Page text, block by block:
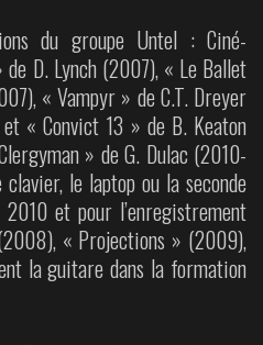
du groupe Untel : Ciné-
D. Lynch (2007), « Le Ballet
« Vampyr » de C.T. Dreyer
« Convict 13 » de B. Keaton
» de G. Dulac (2010-
le laptop ou la seconde
et pour l’enregistrement
« Projections » (2009),
la guitare dans la formation